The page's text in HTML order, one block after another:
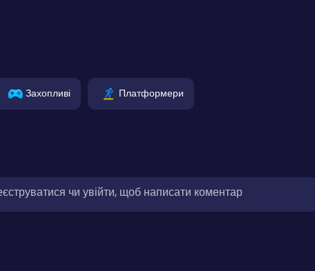
Захопливі Платформери
чи увійти, щоб написати коментар